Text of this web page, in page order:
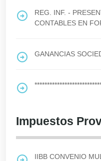
REG. INF. -
CONTABLES EN
GANANCIAS
Impuestos
IIBB CONVENIO